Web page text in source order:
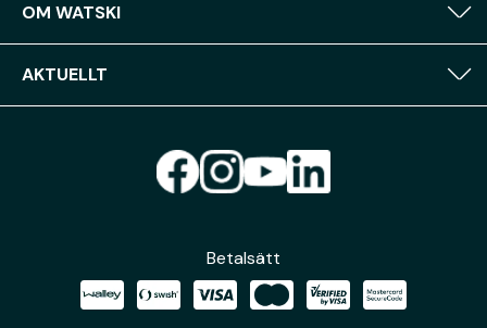
OM WATSKI
AKTUELLT
Betalsätt